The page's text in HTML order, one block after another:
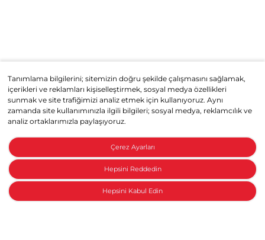
Tanımlama bilgilerini; sitemizin doğru şekilde çalışmasını sağlamak,
içerikleri ve reklamları kişiselleştirmek, sosyal medya özellikleri
sunmak ve site trafiğimizi analiz etmek için kullanıyoruz. Aynı
zamanda site kullanımınızla ilgili bilgileri; sosyal medya, reklamcılık ve
analiz ortaklarımızla paylaşıyoruz.
Çerez Ayarları
Hepsini Reddedin
Hepsini Kabul Edin